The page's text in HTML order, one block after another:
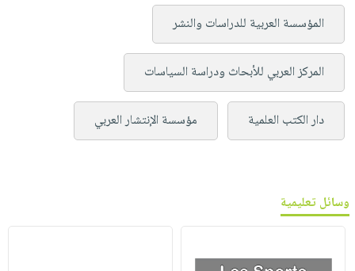
المؤسسة العربية للدراسات والنشر
المركز العربي للأبحاث ودراسة السياسات
دار الكتب العلمية مؤسسة الإنتشار العربي
وسائل تعليمية